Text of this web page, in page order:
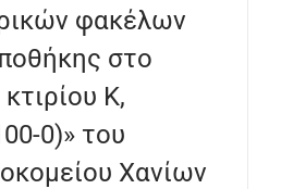
φακέλων
στο
Κ,
0)» του
Χανίων